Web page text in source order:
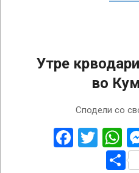
Утре
во
Сподели со